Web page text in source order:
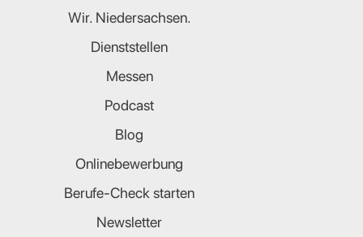
Wir. Niedersachsen.
Dienststellen
Messen
Podcast
Blog
Onlinebewerbung
Berufe-Check starten
Newsletter